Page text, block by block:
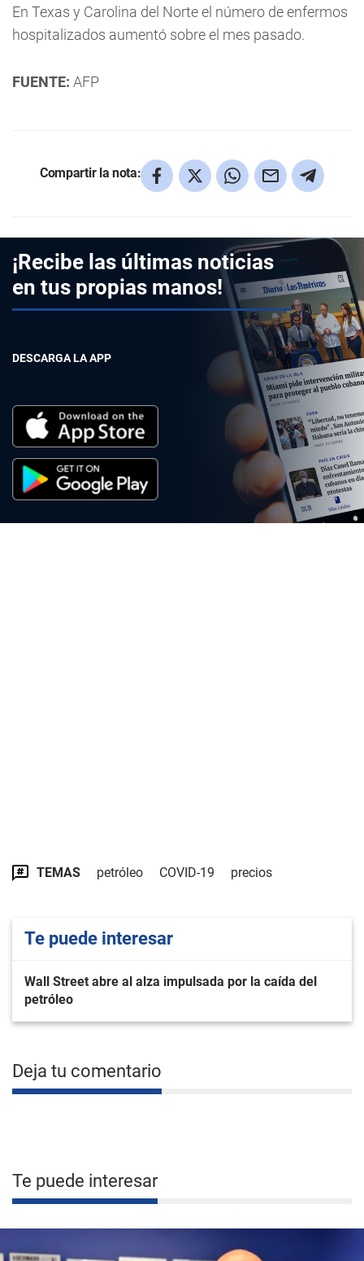
En Texas y Carolina del Norte el número de enfermos
hospitalizados aumentó sobre el mes pasado.
FUENTE: AFP
Compartir la nota:
¡Recibe las últimas noticias
en tus propias manos!
DESCARGA LA APP
TEMAS petróleo COVID-19 precios
Te puede interesar
Wall Street abre al alza impulsada por la caída del
petróleo
Deja tu comentario
Te puede interesar